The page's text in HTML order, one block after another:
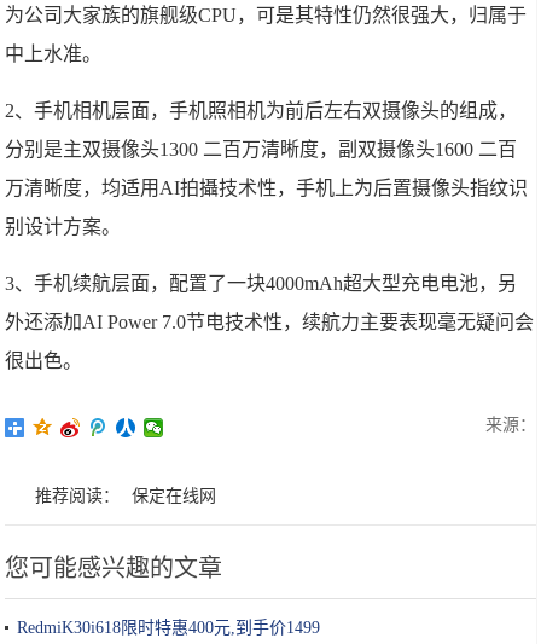
为公司大家族的旗舰级CPU，可是其特性仍然很强大，归属于
中上水准。
2、手机相机层面，手机照相机为前后左右双摄像头的组成，
分别是主双摄像头1300 二百万清晰度，副双摄像头1600 二百
万清晰度，均适用AI拍攝技术性，手机上为后置摄像头指纹识
别设计方案。
3、手机续航层面，配置了一块4000mAh超大型充电电池，另
外还添加AI Power 7.0节电技术性，续航力主要表现毫无疑问会
很出色。
来源：
推荐阅读： 保定在线网
您可能感兴趣的文章
RedmiK30i618限时特惠400元,到手价1499